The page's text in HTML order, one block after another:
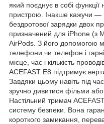
який поєднує в собі
пристрою. Інакше кажучи —
бездротової зарядки двох
призначений для iPhone (з
AirPods. З його допомогою
телефони чи телефон і
місце, час і кількість
ACEFAST E8 підтримує
Завдяки цьому навіть під
зручно дивитися фільми або
Настільний тримач
систему безпеки. Вона
короткого замикання,